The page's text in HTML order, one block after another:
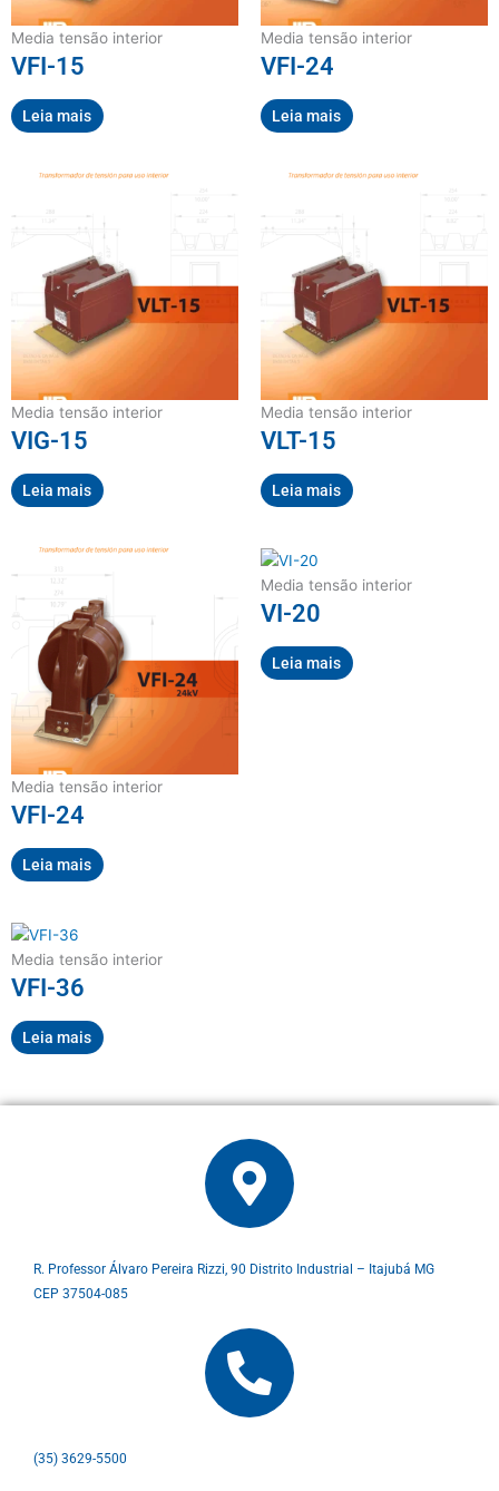
Media tensão interior
VFI-15
Leia mais
Media tensão interior
VFI-24
Leia mais
Media tensão interior
VIG-15
Leia mais
Media tensão interior
VLT-15
Leia mais
Media tensão interior
VFI-24
Leia mais
Media tensão interior
VI-20
Leia mais
Media tensão interior
VFI-36
Leia mais
R. Professor Álvaro Pereira Rizzi, 90 Distrito Industrial – Itajubá MG
CEP 37504-085
(35) 3629-5500